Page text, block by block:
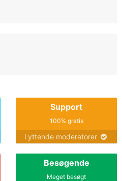
Support
100% gratis
Lyttende moderatorer
Besøgende
Meget besøgt